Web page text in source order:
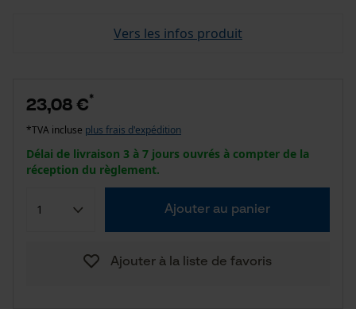
Vers les infos produit
23,08 €*
*TVA incluse plus frais d'expédition
Délai de livraison 3 à 7 jours ouvrés à compter de la
réception du règlement.
Ajouter au panier
Ajouter à la liste de favoris